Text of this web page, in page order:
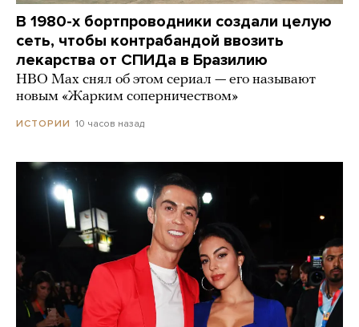
В 1980-х бортпроводники создали целую
сеть, чтобы контрабандой ввозить
лекарства от СПИДа в Бразилию
HBO Max снял об этом сериал — его называют
новым «Жарким соперничеством»
ИСТОРИИ 10 часов назад